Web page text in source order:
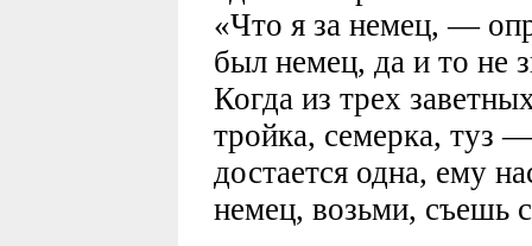
«Что я за немец, —
был немец, да и то не
Когда из трех
тройка, семерка, туз
достается одна, ему
немец, возьми, съешь